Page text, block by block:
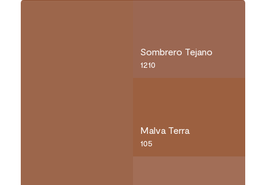
Sombrero Tejano
1210
Malva Terra
105